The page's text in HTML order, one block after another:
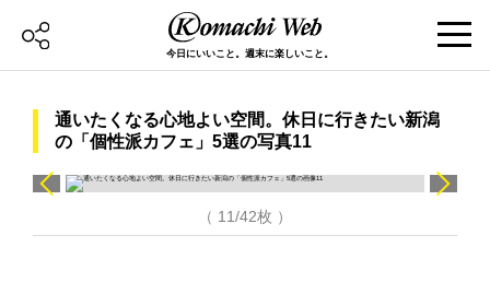
今日にいいこと。週末に楽しいこと。
通いたくなる心地よい空間。休日に行きたい新潟
の「個性派カフェ」5選の写真11
（ 11/42枚 ）